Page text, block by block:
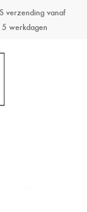
verzending vanaf
werkdagen